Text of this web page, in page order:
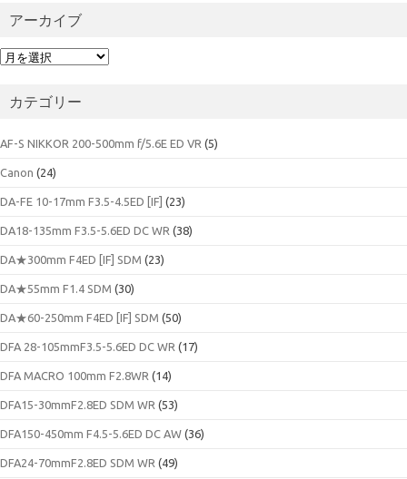
アーカイブ
ア
イカテゴリー
AF-S NIKKOR 200-500mm f/5.6E ED VR (5)
Canon (24)
DA-FE 10-17mm F3.5-4.5ED [IF] (23)
DA18-135mm F3.5-5.6ED DC WR (38)
DA★300mm F4ED [IF] SDM (23)
DA★55mm F1.4 SDM (30)
DA★60-250mm F4ED [IF] SDM (50)
DFA 28-105mmF3.5-5.6ED DC WR (17)
DFA MACRO 100mm F2.8WR (14)
DFA15-30mmF2.8ED SDM WR (53)
DFA150-450mm F4.5-5.6ED DC AW (36)
DFA24-70mmF2.8ED SDM WR (49)